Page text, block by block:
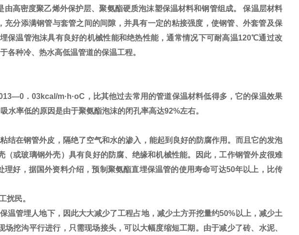
高密度聚乙烯外保护层、聚氨酯硬质泡沫塑保温材料和钢管组成。 保温层材料
分添满钢管与套管之间的间隙，并具有一定的粘接强度，使钢管、外套管及保
保温管泡沫具有良好的机械性能和绝热性能，通常情况下可耐高温120℃通过改
种冷、热水高低温管道的保温工程。
．03kcal/m·h·oC，比其他过去常用的管道保温材料低得多，它的保温效果
水率低的原因是由于聚氨酯泡沫的闭孔率高达92%左右。
结在钢管外皮，隔绝了空气和水的渗入，能起到良好的防腐作用。而且它的发泡
或玻璃钢外壳）具有良好的防腐、绝缘和机械性能。因此，工作钢管外皮很难
好，据国外资料介绍，预制聚氨酯直埋保温管的使用寿命可达50年以上，比传
扰民。
温管埋人地下，因此大大减少了工程占地，减少土方开挖量约50%以上，减少土
挖沟平行进行，只需现场接头，可以大幅度缩短工期。由于减少了砖、水泥、